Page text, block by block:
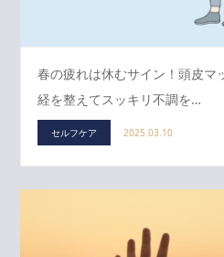
春の疲れは休むサイン！頭皮マ
経を整えてスッキリ不調を…
セルフケア 2025.03.10